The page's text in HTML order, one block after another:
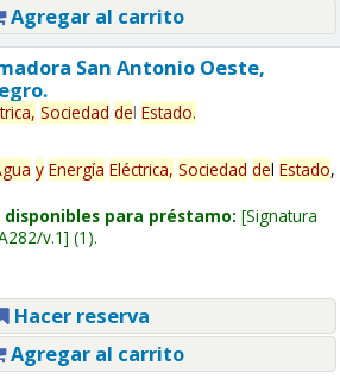
Agregar al carrito
San Antonio Oeste,
Sociedad del Estado.
y Energía Eléctrica, Sociedad del Estado,
disponibles para préstamo: Signatura
v.1 (1).
Hacer reserva
Agregar al carrito